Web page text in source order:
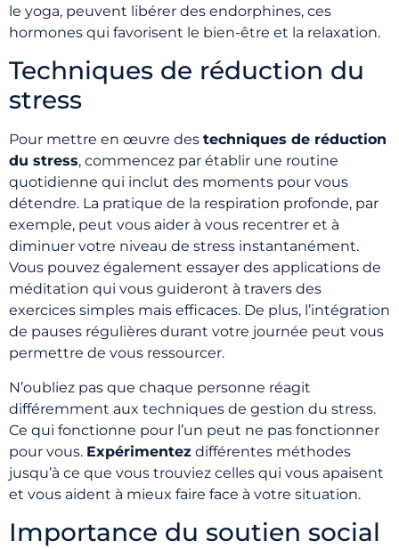
le yoga, peuvent libérer des endorphines, ces
hormones qui favorisent le bien-être et la relaxation.
Techniques de réduction du
stress
Pour mettre en œuvre des techniques de réduction
du stress, commencez par établir une routine
quotidienne qui inclut des moments pour vous
détendre. La pratique de la respiration profonde, par
exemple, peut vous aider à vous recentrer et à
diminuer votre niveau de stress instantanément.
Vous pouvez également essayer des applications de
méditation qui vous guideront à travers des
exercices simples mais efficaces. De plus, l’intégration
de pauses régulières durant votre journée peut vous
permettre de vous ressourcer.
N’oubliez pas que chaque personne réagit
différemment aux techniques de gestion du stress.
Ce qui fonctionne pour l’un peut ne pas fonctionner
pour vous. Expérimentez différentes méthodes
jusqu’à ce que vous trouviez celles qui vous apaisent
et vous aident à mieux faire face à votre situation.
Importance du soutien social